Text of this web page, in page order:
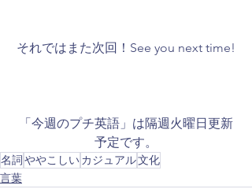
それではまた次回！See you next time!
「今週のプチ英語」は隔週火曜日更新
予定です。
名詞ややこしいカジュアル文化
言葉